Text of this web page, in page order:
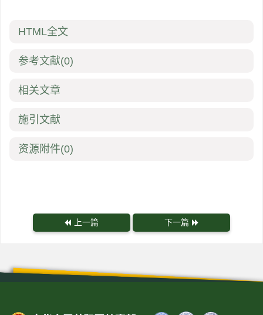
HTML全文
参考文献(0)
相关文章
施引文献
资源附件(0)
上一篇 下一篇